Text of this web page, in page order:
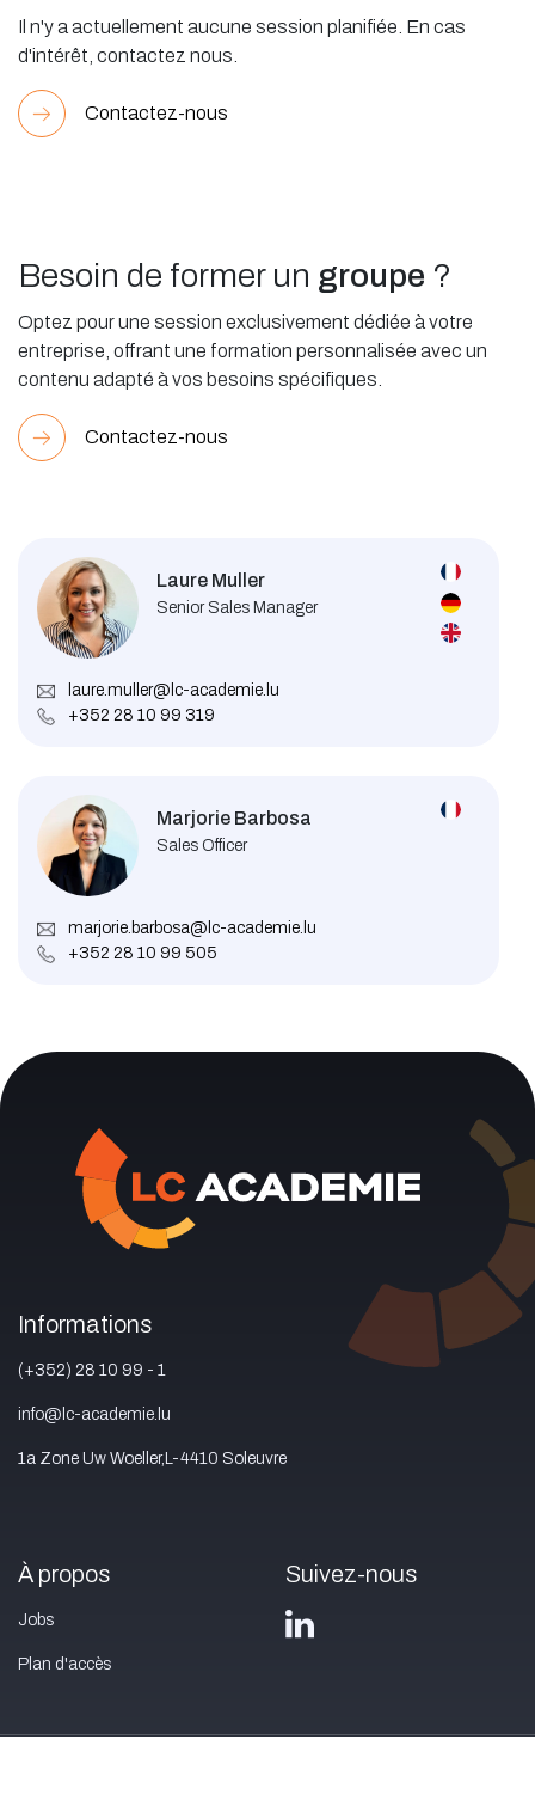
Il n'y a actuellement aucune session planifiée. En cas
d'intérêt, contactez nous.
Contactez-nous
Besoin de former un groupe ?
Optez pour une session exclusivement dédiée à votre
entreprise, offrant une formation personnalisée avec un
contenu adapté à vos besoins spécifiques.
Contactez-nous
Laure Muller
Senior Sales Manager
laure.muller@lc-academie.lu
+352 28 10 99 319
Marjorie Barbosa
Sales Officer
marjorie.barbosa@lc-academie.lu
+352 28 10 99 505
Informations
(+352) 28 10 99 - 1
info@lc-academie.lu
1a Zone Uw Woeller,L-4410 Soleuvre
À propos
Jobs
Plan d'accès
Suivez-nous